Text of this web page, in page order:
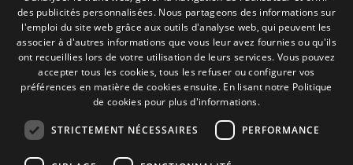
Contact
Camino de los Huertos, S/N. Apdo 100
50620 - Casetas (Zaragoza) SPAIN
+(34) 976 462 121
FRENCH
ITALIAN
PORTUGUESE
des publicités personnalisées. Nous partageons des informations sur
l'emploi du site web grâce aux outils d'analyse web, qui peuvent les
associer à d'autres informations que vous leur avez fournies ou qu'ils
ont recueillies lors de votre utilisation de leurs services. Vous pouvez
accepter tous les cookies, tous les refuser ou configurer vos
préférences en matière de cookies ensuite. En lisant notre Politique
de cookies pour plus d'informations.
STRICTEMENT NÉCESSAIRES PERFORMANCE